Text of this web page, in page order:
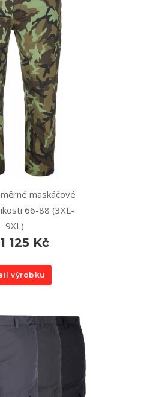
maskáčové
66-88 (3XL-
9XL)
125 Kč
výrobku